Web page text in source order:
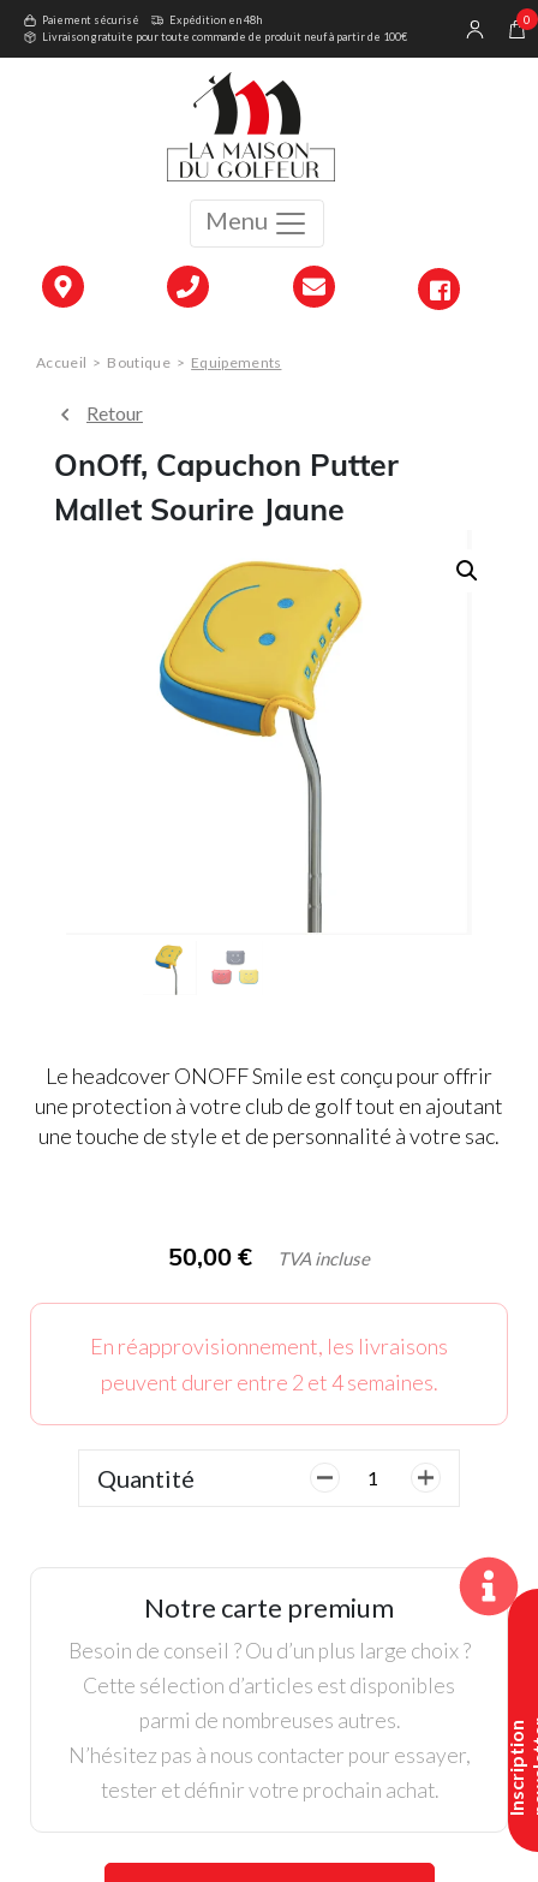
Menu
I
n
s
c
r
i
p
t
i
o
n
n
e
w
s
l
e
t
t
e
Paiement sécurisé
Expédition en 48h
Livraison gratuite pour toute commande de produit neuf à partir de 100€
0
Accueil > Boutique > Equipements
Retour
OnOff, Capuchon Putter
Mallet Sourire Jaune
Le headcover ONOFF Smile est conçu pour offrir
une protection à votre club de golf tout en ajoutant
une touche de style et de personnalité à votre sac.
50,00 € TVA incluse
En réapprovisionnement, les livraisons
peuvent durer entre 2 et 4 semaines.
Quantité
quantité
Mallet
Sourire
Jaune
Notre carte premium
Besoin de conseil ? Ou d’un plus large choix ?
Cette sélection d’articles est disponibles
parmi de nombreuses autres.
N’hésitez pas à nous contacter pour essayer,
tester et définir votre prochain achat.